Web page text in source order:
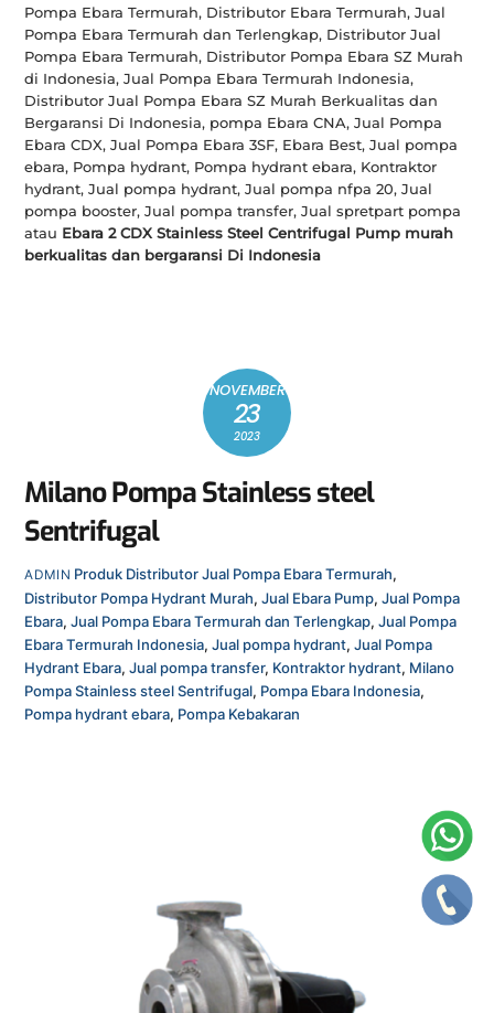
Pompa Ebara Termurah, Distributor Ebara Termurah, Jual
Pompa Ebara Termurah dan Terlengkap, Distributor Jual
Pompa Ebara Termurah, Distributor Pompa Ebara SZ Murah
di Indonesia, Jual Pompa Ebara Termurah Indonesia,
Distributor Jual Pompa Ebara SZ Murah Berkualitas dan
Bergaransi Di Indonesia, pompa Ebara CNA, Jual Pompa
Ebara CDX, Jual Pompa Ebara 3SF, Ebara Best, Jual pompa
ebara, Pompa hydrant, Pompa hydrant ebara, Kontraktor
hydrant, Jual pompa hydrant, Jual pompa nfpa 20, Jual
pompa booster, Jual pompa transfer, Jual spretpart pompa
atau Ebara 2 CDX Stainless Steel Centrifugal Pump murah
berkualitas dan bergaransi Di Indonesia
NOVEMBER
23
2023
Milano Pompa Stainless steel
Sentrifugal
ADMIN Produk Distributor Jual Pompa Ebara Termurah,
Distributor Pompa Hydrant Murah,Jual Ebara Pump,Jual Pompa
Ebara,Jual Pompa Ebara Termurah dan Terlengkap,Jual Pompa
Ebara Termurah Indonesia,Jual pompa hydrant,Jual Pompa
Hydrant Ebara,Jual pompa transfer, Kontraktor hydrant, Milano
Pompa Stainless steel Sentrifugal, Pompa Ebara Indonesia,
Pompa hydrant ebara, Pompa Kebakaran